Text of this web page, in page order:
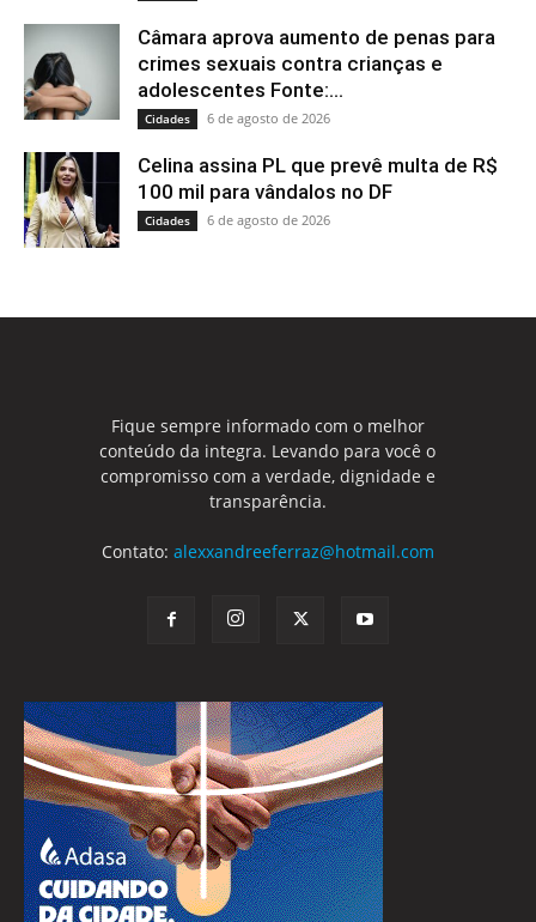
Câmara aprova aumento de penas para
crimes sexuais contra crianças e
adolescentes Fonte:...
Cidades 6 de agosto de 2026
Celina assina PL que prevê multa de R$
100 mil para vândalos no DF
Cidades 6 de agosto de 2026
Fique sempre informado com o melhor
conteúdo da integra. Levando para você o
compromisso com a verdade, dignidade e
transparência.
Contato: alexxandreeferraz@hotmail.com